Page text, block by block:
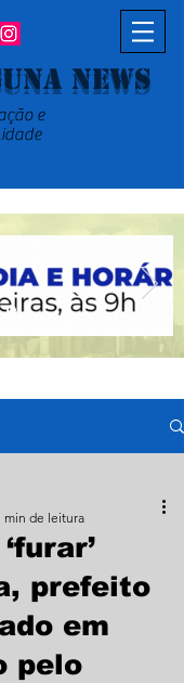
News
e
prefeito
em
pelo
min de leitura